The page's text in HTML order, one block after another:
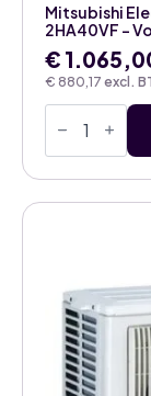
€ 880,17 excl.
Mitsubishi
2HA40VF –
€
Mitsubishi
Electric
4kW
Airco
Buitenunit
MSZ-
HR
aantal